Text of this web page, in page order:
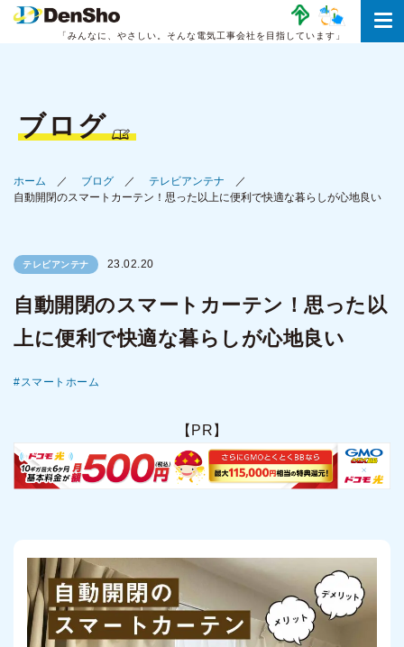
「みんなに、やさしい。 そんな電気工事会社を目指しています」
ブログ
ホーム ブログ
テレビアンテナ
自動開閉のスマートカーテン！思った以上に便利で快適な暮らしが心地良い
テレビアンテナ 23.02.20
自動開閉のスマートカーテン！思った以
上に便利で快適な暮らしが心地良い
スマートホーム
【PR】